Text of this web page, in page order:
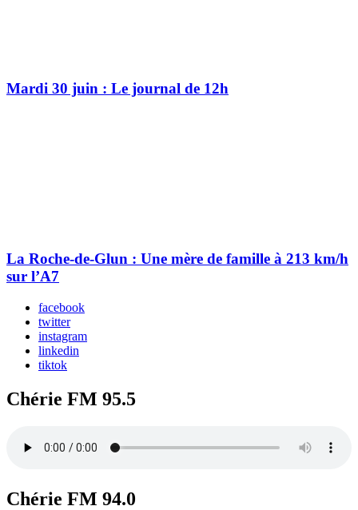
Mardi 30 juin : Le journal de 12h
La Roche-de-Glun : Une mère de famille à 213 km/h
sur l’A7
facebook
twitter
instagram
linkedin
tiktok
Chérie FM 95.5
Chérie FM 94.0